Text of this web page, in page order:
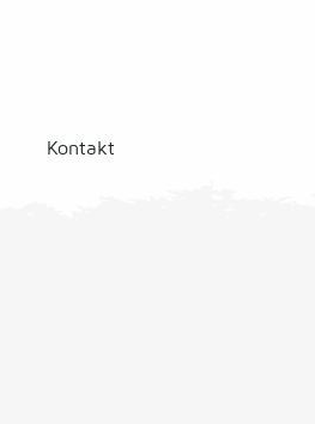
Kontakt